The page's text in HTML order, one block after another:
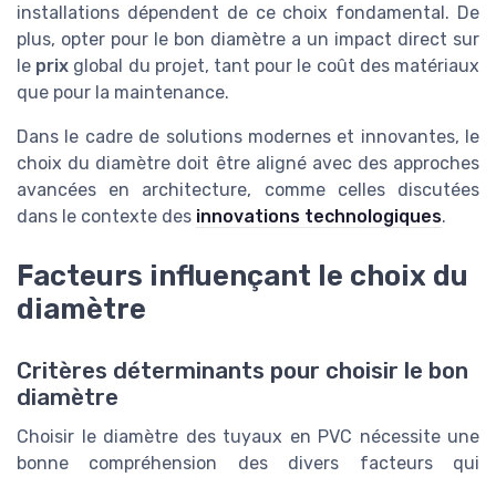
installations dépendent de ce choix fondamental. De
plus, opter pour le bon diamètre a un impact direct sur
le prix global du projet, tant pour le coût des matériaux
que pour la maintenance.
Dans le cadre de solutions modernes et innovantes, le
choix du diamètre doit être aligné avec des approches
avancées en architecture, comme celles discutées
dans le contexte des innovations technologiques.
Facteurs influençant le choix du
diamètre
Critères déterminants pour choisir le bon
diamètre
Choisir le diamètre des tuyaux en PVC nécessite une
bonne compréhension des divers facteurs qui